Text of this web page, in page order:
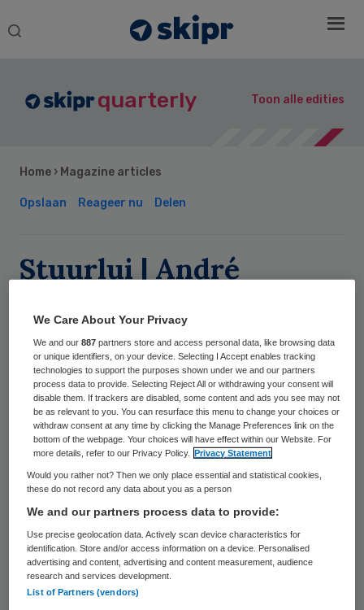
Search
quarterly Toon alle edities
Home › Magazine articles
Opslaan Reageer nu Delen
Stuurlui | André
kantelt van zorg naar
gezondheid’
Pierre de Winter
26 juni 2022,00:00
153 keer gelezen
Beeld: Kiki Groot / Lumen
Als geen ander hebben de GGD’en de
afgelopen twee jaar de zwaartekracht van
de arbeidsmarkt uitgedaagd. Een interview
We Care About Your Privacy
We and our887 partners store and access personal data, like browsing data
or unique identifiers, on your device. Selecting I Accept enables tracking
technologies to support the purposes shown under we and our partners
process data to provide. Selecting Reject All or withdrawing your consent will
disable them. If trackers are disabled, some content and ads you see may not
be as relevant to you. You can resurface this menu to change your choices or
withdraw consent at any time by clicking the Manage Preferences link on the
bottom of the webpage. Your choices will have effect within our Website. For
more details, refer to our Privacy Policy.
Privacy Statement
Would you rather not? Then we only place essential and statistical cookies,
these do not record any data about you as a person
We and our partners process data to provide:
Use precise geolocation data. Actively scan device characteristics for
identification. Store and/or access information on a device. Personalised
advertising and content, advertising and content measurement, audience
research and services development.
List of Partners (vendors)